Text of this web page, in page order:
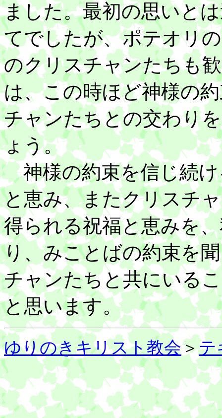
ました。最初の思いと
てでしたが、ポテオリ
のクリスチャンたちも
は、この時ほど神様の
チャンたちとの交わり
ょう。
神様の約束を信じ続け
と恵み、またクリスチ
得られる祝福と恵みを
り、みことばの約束を
チャンたちと共にいる
と思います。
ゆりのきキリスト教会＞テ